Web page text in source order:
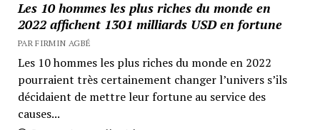
Les 10 hommes les plus riches du monde en
2022 affichent 1301 milliards USD en fortune
PAR FIRMIN AGBÉ
Les 10 hommes les plus riches du monde en 2022
pourraient très certainement changer l’univers s’ils
décidaient de mettre leur fortune au service des
causes...